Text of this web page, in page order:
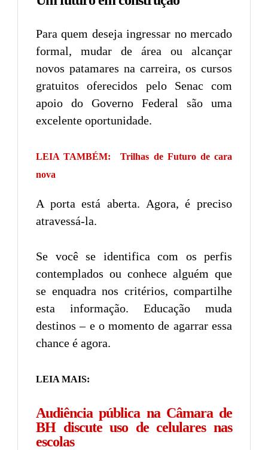
Para quem deseja ingressar no mercado
formal, mudar de área ou alcançar
novos patamares na carreira, os cursos
gratuitos oferecidos pelo Senac com
apoio do Governo Federal são uma
excelente oportunidade.
LEIA TAMBÉM:
Trilhas de Futuro de cara
nova
A porta está aberta. Agora, é preciso
atravessá-la.
Se você se identifica com os perfis
contemplados ou conhece alguém que
se enquadra nos critérios, compartilhe
esta informação. Educação muda
destinos – e o momento de agarrar essa
chance é agora.
LEIA MAIS:
Audiência pública na Câmara de
BH discute uso de celulares nas
escolas